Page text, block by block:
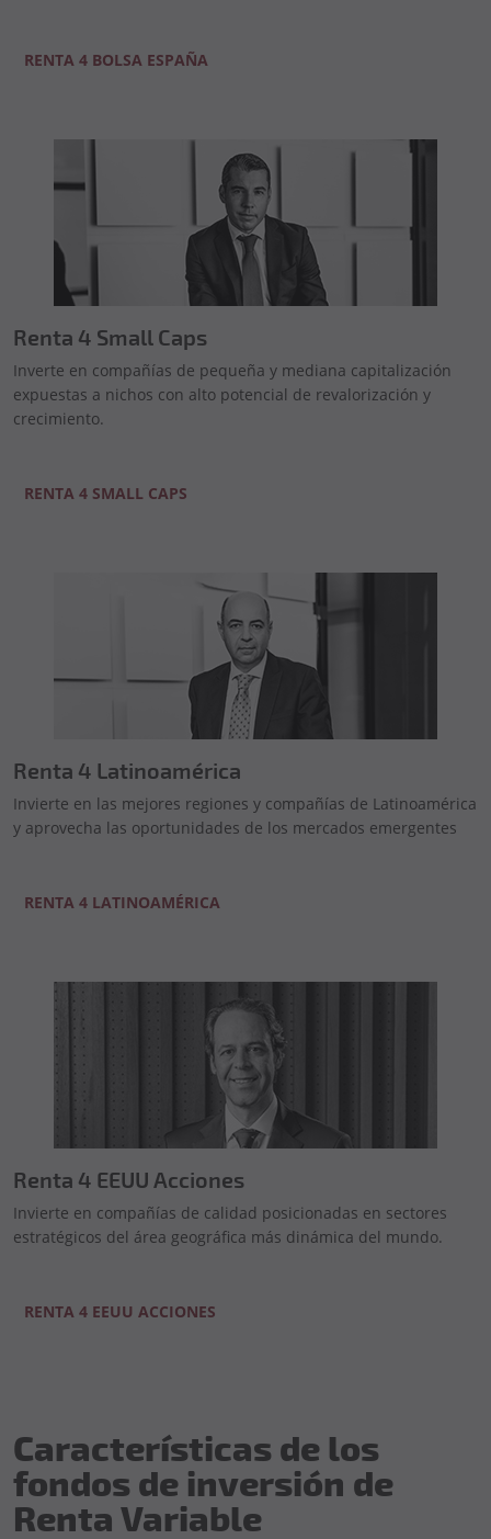
RENTA 4 BOLSA ESPAÑA
Renta 4 Small Caps
Inverte en compañías de pequeña y mediana capitalización
expuestas a nichos con alto potencial de revalorización y
crecimiento.
RENTA 4 SMALL CAPS
Renta 4 Latinoamérica
Invierte en las mejores regiones y compañías de Latinoamérica
y aprovecha las oportunidades de los mercados emergentes
RENTA 4 LATINOAMÉRICA
Renta 4 EEUU Acciones
Invierte en compañías de calidad posicionadas en sectores
estratégicos del área geográfica más dinámica del mundo.
RENTA 4 EEUU ACCIONES
Características de los
fondos de inversión de
Renta Variable